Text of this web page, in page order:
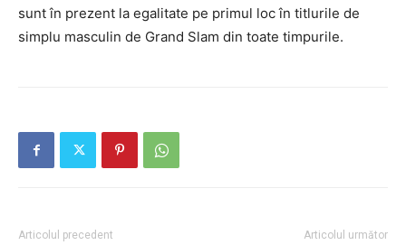
sunt în prezent la egalitate pe primul loc în titlurile de
simplu masculin de Grand Slam din toate timpurile.
Articolul precedent Articolul următor